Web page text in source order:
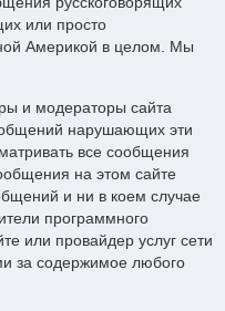
или просто
Америкой в целом. Мы
и модераторы сайта
нарушающих эти
все сообщения
на этом сайте
и ни в коем случае
программного
или провайдер услуг сети
за содержимое любого